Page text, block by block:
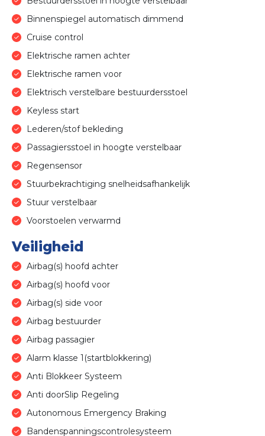
Binnenspiegel automatisch dimmend
Cruise control
Elektrische ramen achter
Elektrische ramen voor
Elektrisch verstelbare bestuurdersstoel
Keyless start
Lederen/stof bekleding
Passagiersstoel in hoogte verstelbaar
Regensensor
Stuurbekrachtiging snelheidsafhankelijk
Stuur verstelbaar
Voorstoelen verwarmd
Veiligheid
Airbag(s) hoofd achter
Airbag(s) hoofd voor
Airbag(s) side voor
Airbag bestuurder
Airbag passagier
Alarm klasse 1(startblokkering)
Anti Blokkeer Systeem
Anti doorSlip Regeling
Autonomous Emergency Braking
Bandenspanningscontrolesysteem